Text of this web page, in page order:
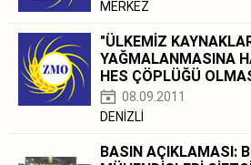
MERKEZ
"ÜLKEMİZ
YAĞMALANMASINA
HES ÇÖPLÜĞÜ
08.09.2011
DENİZLİ
BASIN AÇIKLAMASI: